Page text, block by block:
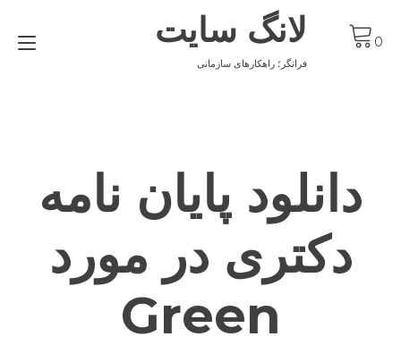
content
لانگ سایت
فرانگر؛ راهکارهای سازمانی
0
دانلود پایان نامه
دکتری در مورد
Green